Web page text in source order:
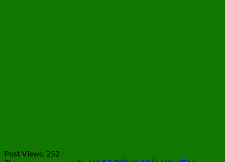
Post Views: 252